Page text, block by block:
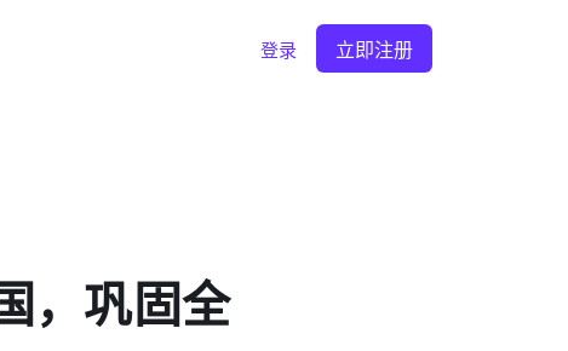
登录 立即注册
，巩固全